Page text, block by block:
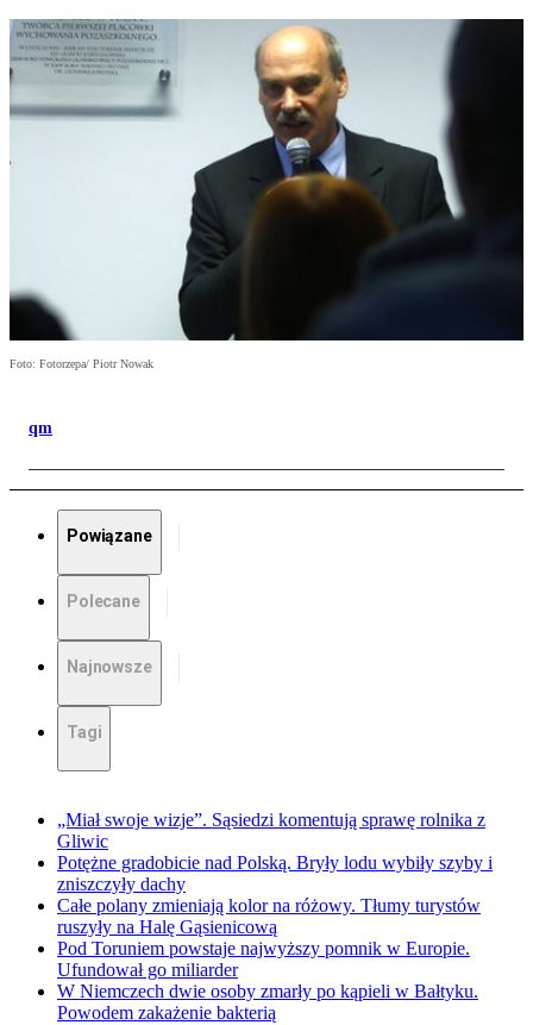
Foto: Fotorzepa/ Piotr Nowak
qm
Powiązane
Polecane
Najnowsze
Tagi
„Miał swoje wizje”. Sąsiedzi komentują sprawę rolnika z
Gliwic
Potężne gradobicie nad Polską. Bryły lodu wybiły szyby i
zniszczyły dachy
Całe polany zmieniają kolor na różowy. Tłumy turystów
ruszyły na Halę Gąsienicową
Pod Toruniem powstaje najwyższy pomnik w Europie.
Ufundował go miliarder
W Niemczech dwie osoby zmarły po kąpieli w Bałtyku.
Powodem zakażenie bakterią